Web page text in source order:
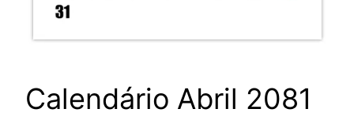
Calendário Abril 2081